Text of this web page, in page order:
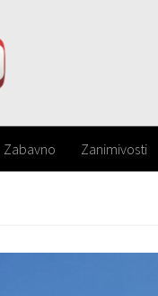
Zabavno Zanimivosti